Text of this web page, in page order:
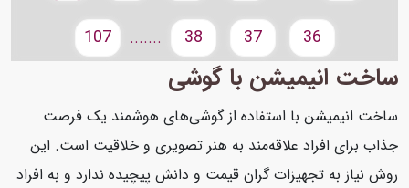
36
37
38
.......
107
ساخت انیمیشن با گوشی
ساخت انیمیشن با استفاده از گوشی‌های هوشمند یک فرصت
جذاب برای افراد علاقه‌مند به هنر تصویری و خلاقیت است. این
روش نیاز به تجهیزات گران قیمت و دانش پیچیده ندارد و به افراد